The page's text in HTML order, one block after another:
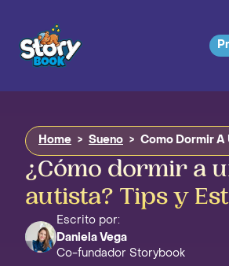
Home > Sueno > Como Dormir A
¿Cómo dormir a
autista? Tips y
Escrito por:
Daniela Vega
Co-fundador Storybook